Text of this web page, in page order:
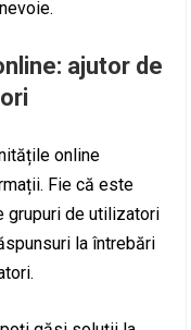
ajutor de
online
Fie că este
grupuri de utilizatori
la întrebări